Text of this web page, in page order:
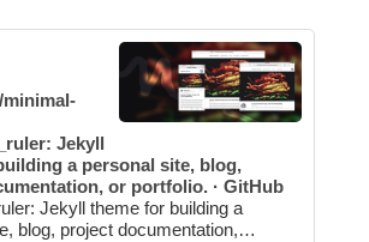
Jekyll
a personal site, blog,
or portfolio. · GitHub
Jekyll theme for building a
blog, project documentation,…